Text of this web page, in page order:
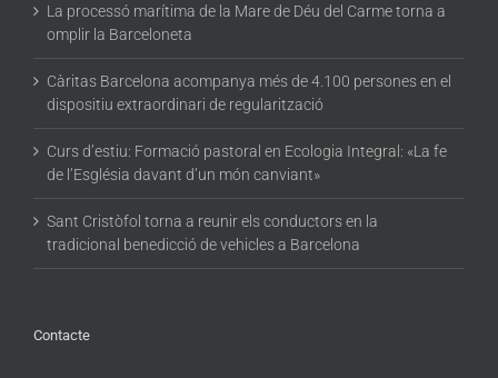
La processó marítima de la Mare de Déu del Carme torna a
omplir la Barceloneta
Càritas Barcelona acompanya més de 4.100 persones en el
dispositiu extraordinari de regularització
Curs d’estiu: Formació pastoral en Ecologia Integral: «La fe
de l’Església davant d’un món canviant»
Sant Cristòfol torna a reunir els conductors en la
tradicional benedicció de vehicles a Barcelona
Contacte